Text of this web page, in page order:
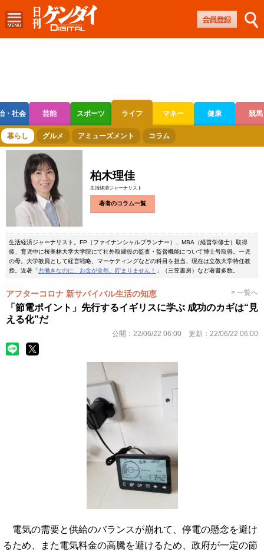
・社会 芸能 スポーツ ライフ マネー 健康 競馬
ボートレース 競輪 オートレース
暮らし グルメ アミューズメント コラム
柏木理佳
生活経済ジャーナリスト
著者のコラム一覧
生活経済ジャーナリスト。FP（ファイナンシャルプランナー）、MBA（経営学修士）取得
後、育児中に桜美林大学大学院にて社外取締役の監査・監督機能について博士号取得。一児
の母。大学教員として経営戦略、マーケティングなどの科目を担当、現在は立教大学特任教
授。近著「共働きなのに、お金が全然、貯まりません！ 」（三笠書房）など著書多数。
アフターコロナ 新サバイバル生活の知恵 > 一覧へ
「節電ポイント」先行するイギリスに学ぶ 成功のカギは“見
える化”だ
公開： 22/06/22 06:00 更新： 22/06/22 06:00
電気の需要と供給のバランスが崩れて、停電の懸念を避け
るため、また電気料金の高騰を避けるため、政府が一定の節